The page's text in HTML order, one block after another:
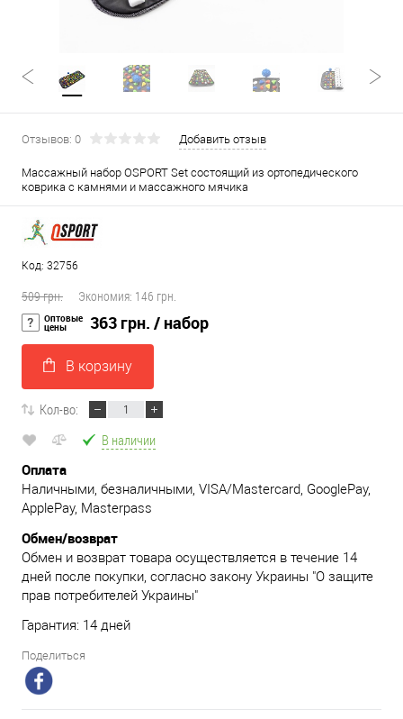
Отзывов: 0 Добавить отзыв
Массажный набор OSPORT Set состоящий из ортопедического
коврика с камнями и массажного мячика
Код: 32756
509 грн. Экономия: 146 грн.
Оптовые
цены 363 грн. / набор
В корзину
Кол-во:
В наличии
Оплата
Наличными, безналичными, VISA/Mastercard, GooglePay,
ApplePay, Masterpass
Обмен/возврат
Обмен и возврат товара осуществляется в течение 14
дней после покупки, согласно закону Украины "О защите
прав потребителей Украины"
Гарантия: 14 дней
Поделиться